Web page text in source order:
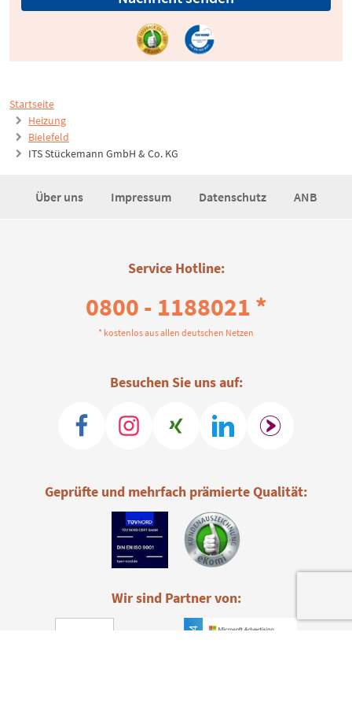
Startseite
Heizung
Bielefeld
ITS Stückemann GmbH & Co. KG
Über uns Impressum Datenschutz ANB
Service Hotline:
0800 - 1188021 *
* kostenlos aus allen deutschen Netzen
Besuchen Sie uns auf:
Geprüfte und mehrfach prämierte Qualität:
Wir sind Partner von: